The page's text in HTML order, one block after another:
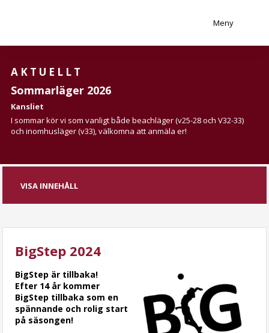
Meny
AKTUELLT
Sommarläger 2026
Kansliet
I sommar kör vi som vanligt både beachläger (v25-28 och V32-33)
och inomhusläger (v33), välkomna att anmäla er!
VISA INNEHÅLL
BigStep 2024
BigStep är tillbaka!
Efter 14 år kommer
BigStep tillbaka som en
spännande och rolig start
på säsongen!